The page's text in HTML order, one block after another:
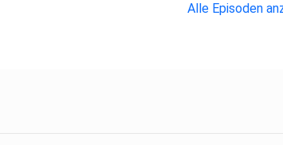
Alle Episoden